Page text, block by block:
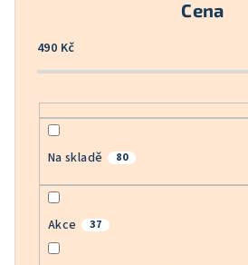
Cena
490 Kč
Na skladě 80
Akce 37